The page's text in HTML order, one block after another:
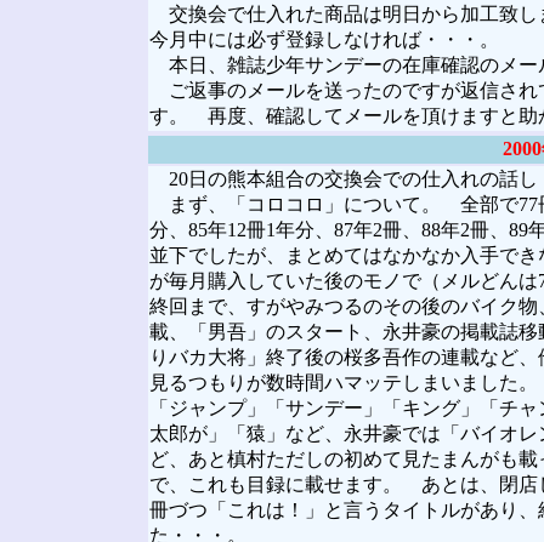
交換会で仕入れた商品は明日から加工致
今月中には必ず登録しなければ・・・。
本日、雑誌少年サンデーの在庫確認のメ
ご返事のメールを送ったのですが返信さ
す。 再度、確認してメールを頂けますと助
20日の熊本組合の交換会での仕入れの話し
まず、「コロコロ」について。 全部で77
分、85年12冊1年分、87年2冊、88年2冊、
並下でしたが、まとめてはなかなか入手で
が毎月購入していた後のモノで（メルどん
終回まで、すがやみつるのその後のバイク
載、「男吾」のスタート、永井豪の掲載誌
りバカ大将」終了後の桜多吾作の連載など
見るつもりが数時間ハマッテしまいまし
「ジャンプ」「サンデー」「キング」「チ
太郎が」「猿」など、永井豪では「バイオ
ど、あと槙村ただしの初めて見たまんがも
で、これも目録に載せます。 あとは、閉店
冊づつ「これは！」と言うタイトルがあり
た・・・。